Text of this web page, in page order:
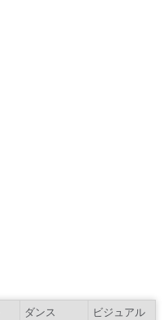
ダンス ビジュアル